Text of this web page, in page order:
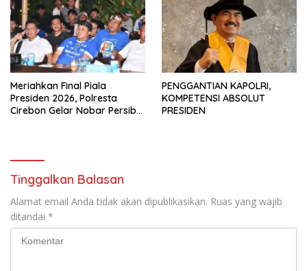
Meriahkan Final Piala
Presiden 2026, Polresta
Cirebon Gelar Nobar Persib
PENGGANTIAN KAPOLRI,
KOMPETENSI ABSOLUT
PRESIDEN
Tinggalkan Balasan
Alamat email Anda tidak akan dipublikasikan. Ruas yang wajib
ditandai *